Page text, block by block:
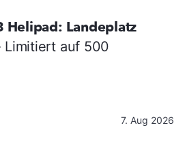
Helipad: Landeplatz
Limitiert auf 500
7. Aug 2026